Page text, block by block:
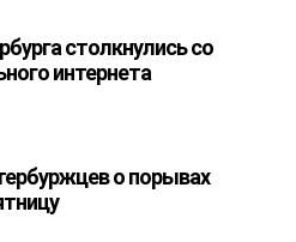
столкнулись со
интернета
о порывах